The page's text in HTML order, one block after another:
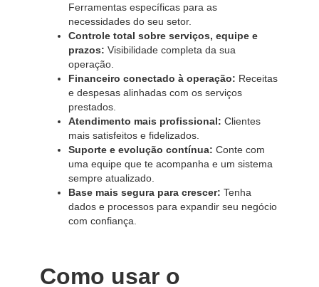
Ferramentas específicas para as
necessidades do seu setor.
Controle total sobre serviços, equipe e
prazos: Visibilidade completa da sua
operação.
Financeiro conectado à operação: Receitas
e despesas alinhadas com os serviços
prestados.
Atendimento mais profissional: Clientes
mais satisfeitos e fidelizados.
Suporte e evolução contínua: Conte com
uma equipe que te acompanha e um sistema
sempre atualizado.
Base mais segura para crescer: Tenha
dados e processos para expandir seu negócio
com confiança.
Como usar o